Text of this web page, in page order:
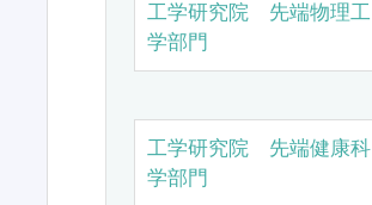
工学研究院 先端物理工
学部門
工学研究院 先端健康科
学部門